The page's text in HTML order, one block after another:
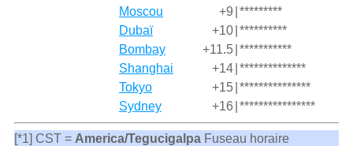
Moscou
+9 *********
Dubaï
+10 **********
Bombay
+11.5 ***********
Shanghai
+14 **************
Tokyo
+15 ***************
Sydney
+16 ****************
[*1] CST = America/TegucigalpaFuseau horaire